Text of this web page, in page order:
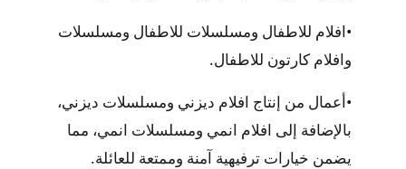
•افلام للاطفال ومسلسلات للاطفال ومسلسلات
وافلام كارتون للاطفال.
•أعمال من إنتاج افلام ديزني ومسلسلات ديزني،
بالإضافة إلى افلام انمي ومسلسلات انمي، مما
يضمن خيارات ترفيهية آمنة وممتعة للعائلة.